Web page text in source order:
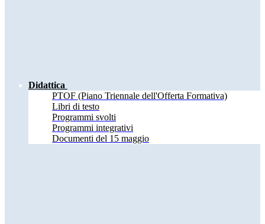
Didattica
PTOF (Piano Triennale dell'Offerta Formativa)
Libri di testo
Programmi svolti
Programmi integrativi
Documenti del 15 maggio